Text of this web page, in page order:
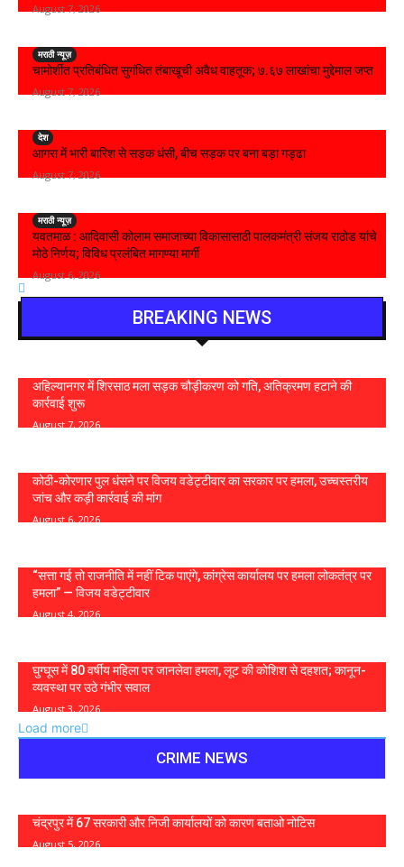
August 7, 2026
मराठी न्यूज़
चामोर्शीत प्रतिबंधित सुगंधित तंबाखूची अवैध वाहतूक; ₹७.६७ लाखांचा मुद्देमाल जप्त
August 7, 2026
देश
आगरा में भारी बारिश से सड़क धंसी, बीच सड़क पर बना बड़ा गड्ढा
August 7, 2026
मराठी न्यूज़
यवतमाळ : आदिवासी कोलाम समाजाच्या विकासासाठी पालकमंत्री संजय राठोड यांचे
मोठे निर्णय; विविध प्रलंबित मागण्या मार्गी
August 6, 2026
BREAKING NEWS
अहिल्यानगर में शिरसाठ मला सड़क चौड़ीकरण को गति, अतिक्रमण हटाने की
कार्रवाई शुरू
August 7, 2026
कोठी-कोरणार पुल धंसने पर विजय वडेट्टीवार का सरकार पर हमला, उच्चस्तरीय
जांच और कड़ी कार्रवाई की मांग
August 6, 2026
“सत्ता गई तो राजनीति में नहीं टिक पाएंगे, कांग्रेस कार्यालय पर हमला लोकतंत्र पर
हमला” — विजय वडेट्टीवार
August 4, 2026
घुग्घूस में 80 वर्षीय महिला पर जानलेवा हमला, लूट की कोशिश से दहशत; कानून-
व्यवस्था पर उठे गंभीर सवाल
August 3, 2026
Load more
CRIME NEWS
चंद्रपुर में 67 सरकारी और निजी कार्यालयों को कारण बताओ नोटिस
August 5, 2026